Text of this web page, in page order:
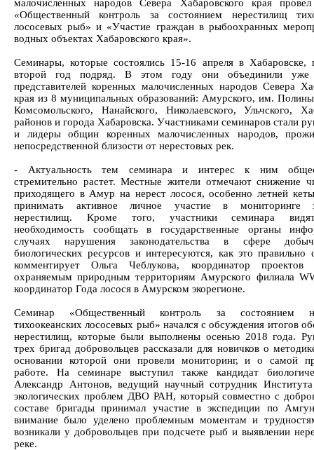
малочисленных народов Севера Хабаровского края
«Общественный контроль за состоянием нерестилищ
лососевых рыб» и «Участие граждан в рыбоохранных
водных объектах Хабаровского края».
Семинары, которые состоялись 15-16 апреля в Хабаровске,
второй год подряд. В этом году они объединили уже
представителей коренных малочисленных народов Севера
края из 8 муниципальных образований: Амурского, им.
Комсомольского, Нанайского, Николаевского, Ульчского,
районов и города Хабаровска. Участниками семинаров стали
и лидеры общин коренных малочисленных народов,
непосредственной близости от нерестовых рек.
- Актуальность тем семинара и интерес к ним
стремительно растет. Местные жители отмечают снижение
приходящего в Амур на нерест лосося, особенно летней
принимать активное личное участие в мониторинге
нерестилищ. Кроме того, участники семинара
необходимость сообщать в государственные органы
случаях нарушения законодательства в сфере
биологических ресурсов и интересуются, как это правильно
комментирует Ольга Чеблукова, координатор
охраняемым природным территориям Амурского филиала
координатор Года лосося в Амурском экорегионе.
Семинар «Общественный контроль за состоянием
тихоокеанских лососевых рыб» начался с обсуждения итогов
нерестилищ, которые были выполнены осенью 2018 года.
трех бригад добровольцев рассказали для новичков о
основании которой они провели мониторинг, и о самой
работе. На семинаре выступил также кандидат
Александр Антонов, ведущий научный сотрудник
экологических проблем ДВО РАН, который совместно с
составе бригады принимал участие в экспедиции по
внимание было уделено проблемным моментам и
возникали у добровольцев при подсчете рыб и выявлении
реке.